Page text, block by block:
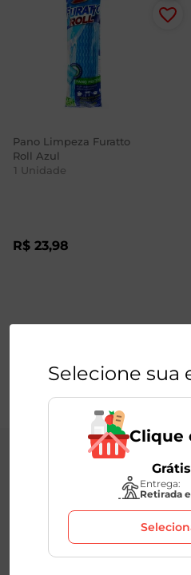
Pano Limpeza Furatto
Roll Azul
1 Unidade
R$ 23,98
Quem Somos
Selecione sua
Clique
Grátis
Entrega:
Retirada